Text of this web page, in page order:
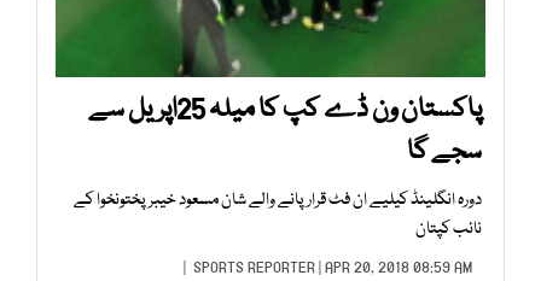
پاکستان ون ڈے کپ کا میلہ 25اپریل سے
سجے گا
دورہ انگلینڈ کیلیے ان فٹ قرار پانے والے شان مسعود خیبرپختونخوا کے
نائب کپتان
SPORTS REPORTER| APR 20, 2018 08:59 AM |